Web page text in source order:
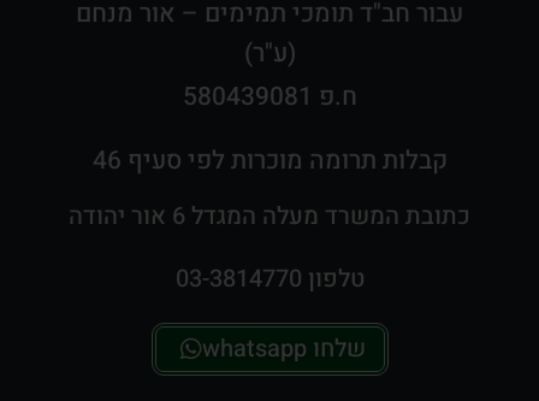
עבור חב"ד תומכי תמימים – אור מנחם
(ע"ר)
ח.פ 580439081
קבלות תרומה מוכרות לפי סעיף 46
כתובת המשרד מעלה המגדל 6 אור יהודה
טלפון 03-3814770
שלחו whatsapp